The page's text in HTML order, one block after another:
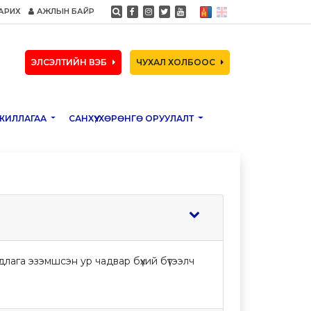
АЖЛЫН БАЙР
ЭЛСЭЛТИЙН ВЭБ ЧУХАЛ ХОЛБООС
САНХҮҮ, ХӨРӨНГӨ ОРУУЛАЛТ
эзэмшсэн ур чадвар бүхий бүтээлч